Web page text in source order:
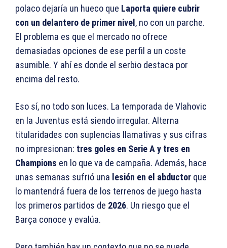
polaco dejaría un hueco que Laporta quiere cubrir
con un delantero de primer nivel, no con un parche.
El problema es que el mercado no ofrece
demasiadas opciones de ese perfil a un coste
asumible. Y ahí es donde el serbio destaca por
encima del resto.
Eso sí, no todo son luces. La temporada de Vlahovic
en la Juventus está siendo irregular. Alterna
titularidades con suplencias llamativas y sus cifras
no impresionan: tres goles en Serie A y tres en
Champions en lo que va de campaña. Además, hace
unas semanas sufrió una lesión en el abductor que
lo mantendrá fuera de los terrenos de juego hasta
los primeros partidos de 2026. Un riesgo que el
Barça conoce y evalúa.